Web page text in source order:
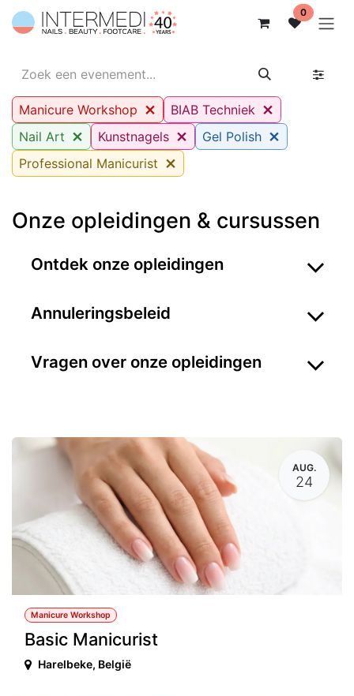
Overslaan naar inhoud 0
Manicure Workshop
BIAB Techniek
Nail Art
Kunstnagels
Gel Polish
Professional Manicurist
Onze opleidingen & cursussen
Ontdek onze opleidingen
Annuleringsbeleid
Vragen over onze opleidingen
AUG.
24
Manicure Workshop
Basic Manicurist
Harelbeke, België